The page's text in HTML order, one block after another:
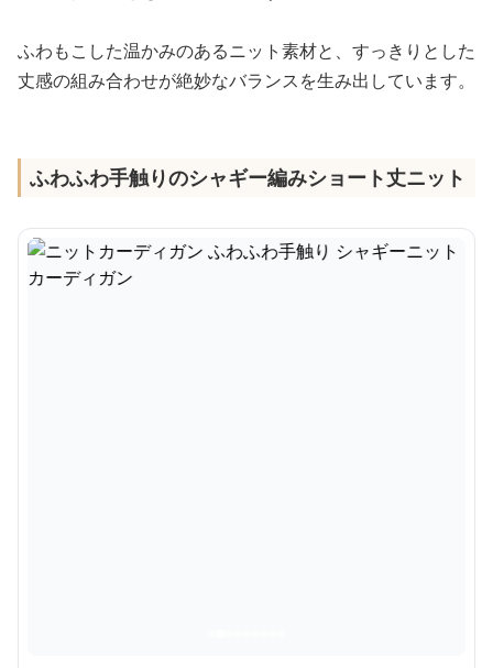
ふわもこした温かみのあるニット素材と、すっきりとした
丈感の組み合わせが絶妙なバランスを生み出しています。
ふわふわ手触りのシャギー編みショート丈ニット